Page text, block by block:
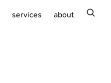
services about